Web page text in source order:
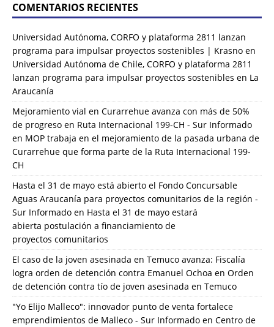
COMENTARIOS RECIENTES
Universidad Autónoma, CORFO y plataforma 2811 lanzan
programa para impulsar proyectos sostenibles | Krasno en
Universidad Autónoma de Chile, CORFO y plataforma 2811
lanzan programa para impulsar proyectos sostenibles en La
Araucanía
Mejoramiento vial en Curarrehue avanza con más de 50%
de progreso en Ruta Internacional 199-CH - Sur Informado
en MOP trabaja en el mejoramiento de la pasada urbana de
Curarrehue que forma parte de la Ruta Internacional 199-
CH
Hasta el 31 de mayo está abierto el Fondo Concursable
Aguas Araucanía para proyectos comunitarios de la región -
Sur Informado en Hasta el 31 de mayo estará
abierta postulación a financiamiento de
proyectos comunitarios
El caso de la joven asesinada en Temuco avanza: Fiscalía
logra orden de detención contra Emanuel Ochoa en Orden
de detención contra tío de joven asesinada en Temuco
"Yo Elijo Malleco": innovador punto de venta fortalece
emprendimientos de Malleco - Sur Informado en Centro de